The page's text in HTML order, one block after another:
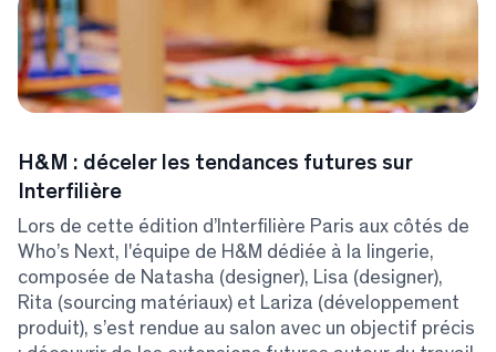
H&M : déceler les tendances futures sur
Interfilière
Lors de cette édition d’Interfilière Paris aux côtés de
Who’s Next, l'équipe de H&M dédiée à la lingerie,
composée de Natasha (designer), Lisa (designer),
Rita (sourcing matériaux) et Lariza (développement
produit), s’est rendue au salon avec un objectif précis